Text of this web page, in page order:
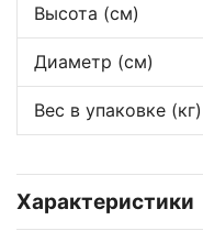
Высота (см)
Диаметр (см)
Вес в упаковке (кг)
Характеристики